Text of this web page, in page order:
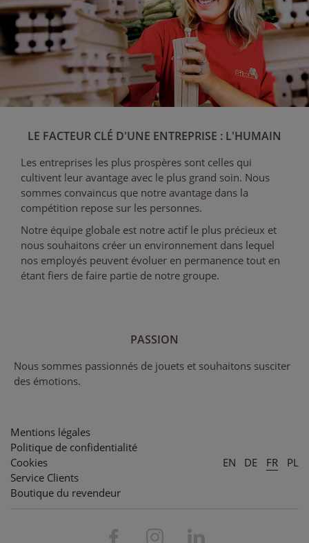
LE FACTEUR CLÉ D'UNE ENTREPRISE : L'HUMAIN
Les entreprises les plus prospères sont celles qui
cultivent leur avantage avec le plus grand soin. Nous
sommes convaincus que notre avantage dans la
compétition repose sur les personnes.
Notre équipe globale est notre actif le plus précieux et
nous souhaitons créer un environnement dans lequel
nos employés peuvent évoluer en permanence tout en
étant fiers de faire partie de notre groupe.
PASSION
Nous sommes passionnés de jouets et souhaitons susciter
des émotions.
Mentions légales
Politique de confidentialité
Cookies
Service Clients
Boutique du revendeur
EN DE FR PL